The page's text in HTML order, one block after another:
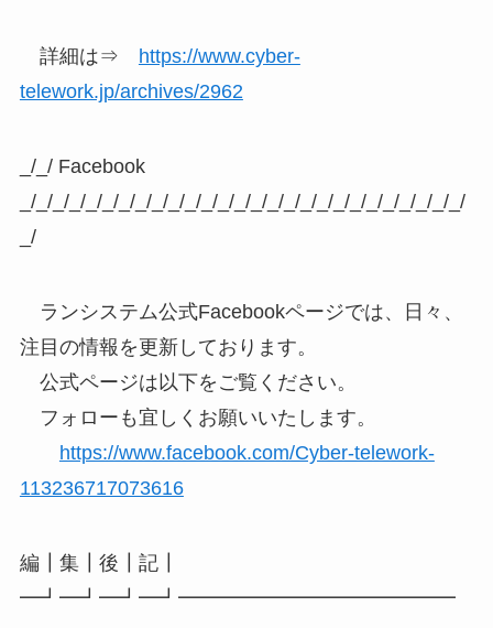
詳細は⇒
https://www.cyber-
telework.jp/archives/2962
_/_/ Facebook
_/_/_/_/_/_/_/_/_/_/_/_/_/_/_/_/_/_/_/_/_/_/_/_/_/_/_/
_/
ランシステム公式Facebookページでは、日々、
注目の情報を更新しております。
公式ページは以下をご覧ください。
フォローも宜しくお願いいたします。
https://www.facebook.com/Cyber-telework-
113236717073616
編┃集┃後┃記┃
━┛━┛━┛━┛━━━━━━━━━━━━━━